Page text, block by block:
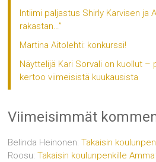
Intiimi paljastus Shirly Karvisen ja
rakastan…”
Martina Aitolehti: konkurssi!
Näyttelijä Kari Sorvali on kuollut –
kertoo viimeisistä kuukausista
Viimeisimmät
Belinda Heinonen:Takaisin
Roosu:Takaisin koulunpenkille